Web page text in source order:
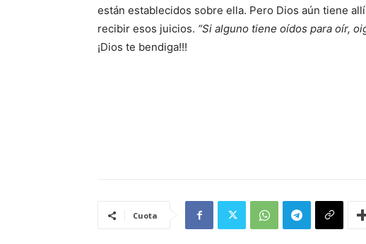
están establecidos sobre ella. Pero Dios aún tiene
recibir esos juicios. “Si alguno tiene oídos para oír,
¡Dios te bendiga!!!
Cuota